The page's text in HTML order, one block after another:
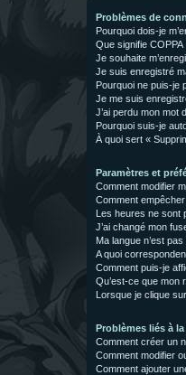
Problèmes de
Pourquoi dois-je
Que signifie COPPA
Je souhaite
Je suis enregistré
Pourquoi ne puis-je
Je me suis
J’ai perdu mon mot
Pourquoi suis-je
À quoi sert «
Paramètres et
Comment modifier
Comment
Les heures ne sont
J’ai changé mon
Ma langue n’est
A quoi
Comment puis-je
Qu’est-ce que mon
Lorsque je clique
Problèmes liés à
Comment créer un
Comment modifier
Comment ajouter